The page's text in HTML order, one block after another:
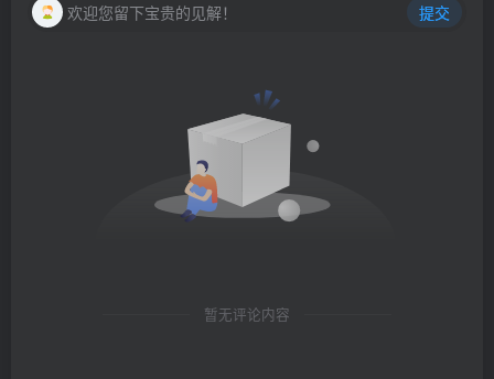
欢迎您留下宝贵的见解！ 提交
暂无评论内容